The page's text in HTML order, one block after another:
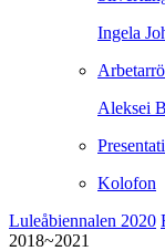
Ingela
Aleksei
Kolofon
Luleåbiennalen 2020
2018~2021